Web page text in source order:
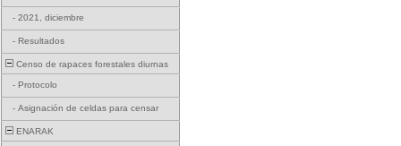
- 2021, diciembre
- Resultados
Censo de rapaces forestales diurnas
- Protocolo
- Asignación de celdas para censar
ENARAK